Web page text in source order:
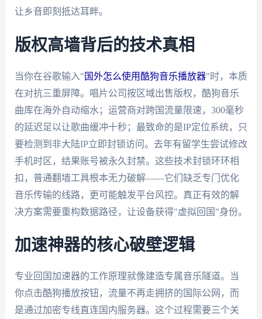
让乡音即刻抵达耳畔。
版权高墙背后的技术真相
当你在谷歌输入" 国外怎么使用酷狗音乐播放器"时，本质
在对抗三重屏障。唱片公司按区域出售版权，酷狗音乐
曲库在海外自动缩水；运营商对跨国流量限速，300毫秒
的延迟足以让歌曲缓冲十秒；最致命的是IP定位系统，只
要检测到非大陆IP立即封锁访问。去年有留学生尝试修改
手机时区，结果账号被永久封禁。这些技术封锁环环相
扣，普通翻墙工具根本无力破解——它们缺乏专门优化
音乐传输的线路，更可能触发平台风控。真正有效的解
决方案需要重构数据路径，让设备获得"虚拟回国"身份。
加速神器的核心破壁逻辑
专业回国加速器的工作原理就像建造专属音乐隧道。当
你点击酷狗播放按钮，流量不再走拥挤的国际公网，而
是通过加密专线直连国内服务器。这个过程需要三个关